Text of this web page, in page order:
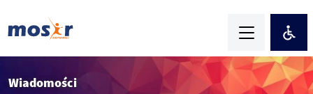
Wiadomości